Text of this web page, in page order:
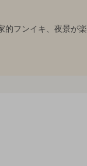
フンイキ、夜景が